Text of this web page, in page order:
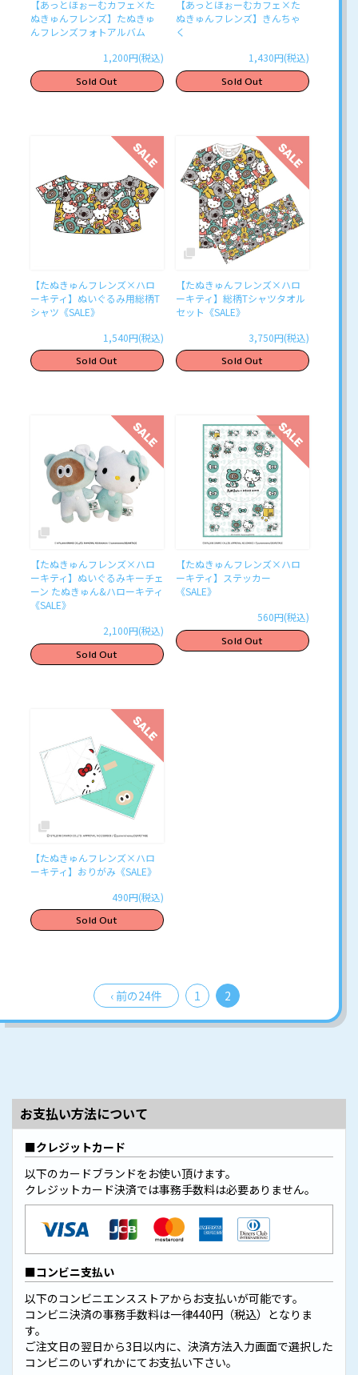
【あっとほぉーむカフェ×た
ぬきゅんフレンズ】たぬきゅ
んフレンズフォトアルバム
1,200円(税込)
Sold Out
【あっとほぉーむカフェ×た
ぬきゅんフレンズ】きんちゃ
く
1,430円(税込)
Sold Out
【たぬきゅんフレンズ×ハロ
ーキティ】ぬいぐるみ用総柄T
シャツ《SALE》
1,540円(税込)
Sold Out
【たぬきゅんフレンズ×ハロ
ーキティ】総柄Tシャツタオル
セット《SALE》
3,750円(税込)
Sold Out
【たぬきゅんフレンズ×ハロ
ーキティ】ぬいぐるみキーチェ
ーン たぬきゅん&ハローキティ
《SALE》
2,100円(税込)
Sold Out
【たぬきゅんフレンズ×ハロ
ーキティ】ステッカー
《SALE》
560円(税込)
Sold Out
【たぬきゅんフレンズ×ハロ
ーキティ】おりがみ《SALE》
490円(税込)
Sold Out
‹ 前の24件 1 2
お支払い方法について
クレジットカード
以下のカードブランドをお使い頂けます。
クレジットカード決済では事務手数料は必要ありません。
コンビニ支払い
以下のコンビニエンスストアからお支払いが可能です。
コンビニ決済の事務手数料は一律440円（税込）となりま
す。
ご注文日の翌日から3日以内に、決済方法入力画面で選択した
コンビニのいずれかにてお支払い下さい。